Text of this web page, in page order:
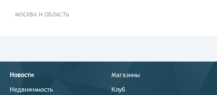
МОСКВА И ОБЛАСТЬ
Новости
Недвижимость
Магазины
Клуб